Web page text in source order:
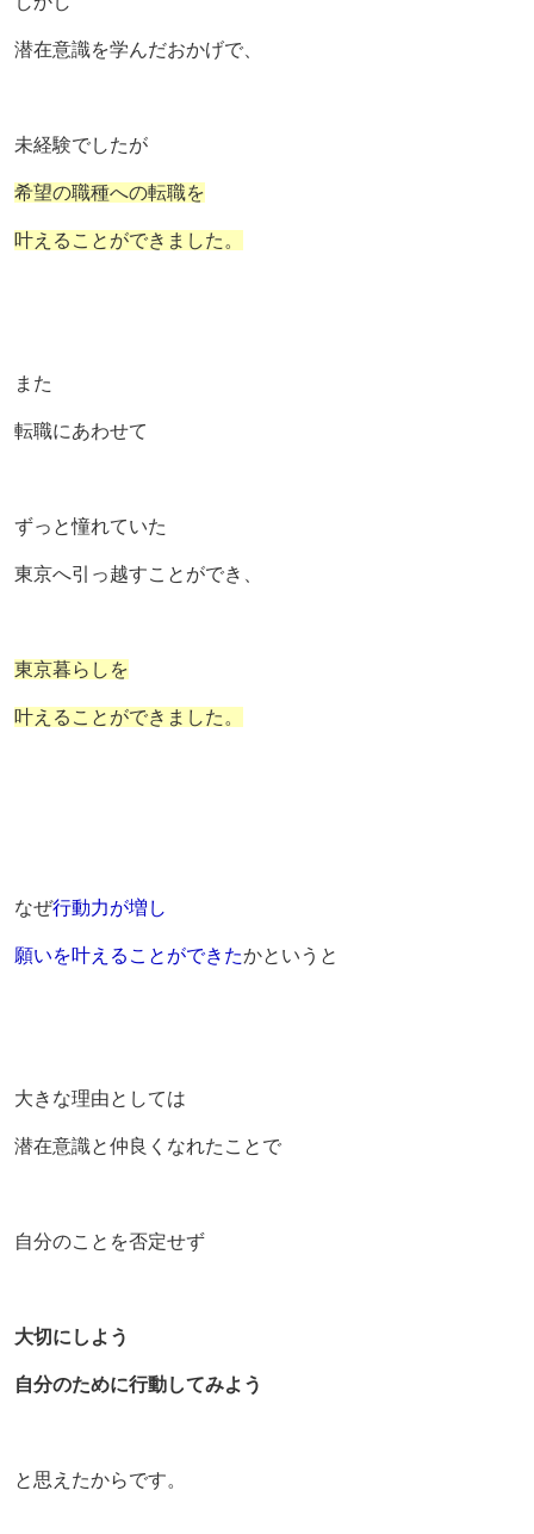
潜在意識を学んだおかげで、
未経験でしたが
希望の職種への転職を
叶えることができました。
また
転職にあわせて
ずっと憧れていた
東京へ引っ越すことができ、
東京暮らしを
叶えることができました。
なぜ行動力が増し
願いを叶えることができたかというと
大きな理由としては
潜在意識と仲良くなれたことで
自分のことを否定せず
大切にしよう
自分のために行動してみよう
と思えたからです。